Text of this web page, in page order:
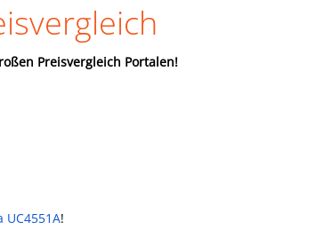
Preisvergleich Portalen!
UC4551A!